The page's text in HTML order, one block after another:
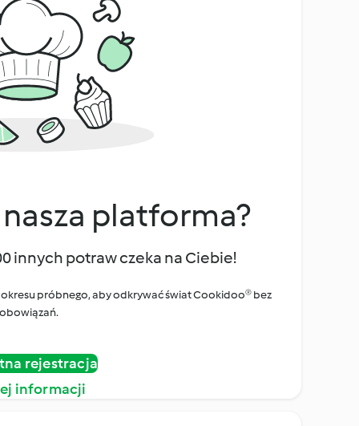
platforma?
innych potraw czeka na Ciebie!
próbnego, aby odkrywać świat Cookidoo® bez
rejestracja
informacji